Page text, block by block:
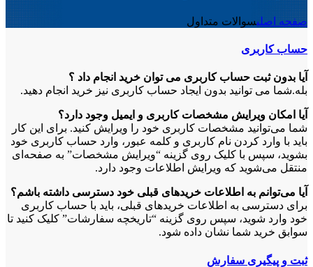
صفحه اصلیسوالات متداول
حساب کاربری
آیا بدون ثبت حساب کاربری می توان خرید انجام داد ؟
بله.شما می توانید بدون ایجاد حساب کاربری نیز خرید انجام دهید.
آیا امکان ویرایش مشخصات کاربری و ایمیل وجود دارد؟
شما می‏‌توانید مشخصات کاربری خود را ویرایش کنید. برای این کار
باید با وارد کردن نام کاربری و کلمه عبور، وارد حساب کاربری خود
بشوید، سپس با کلیک روی گزینه “ویرایش مشخصات” به صفحه‏‌ای
منتقل می‏‌شوید که ویرایش اطلاعات وجود دارد.
آیا می‌‏توانم به اطلاعات خریدهای قبلی خود دسترسی داشته باشم؟
برای دسترسی به اطلاعات خریدهای قبلی، باید با حساب کاربری
خود وارد شوید، سپس روی گزینه “تاریخچه سفارشات” کلیک کنید تا
سوابق خرید شما نشان داده ‏شود.
ثبت و پیگیری سفارش